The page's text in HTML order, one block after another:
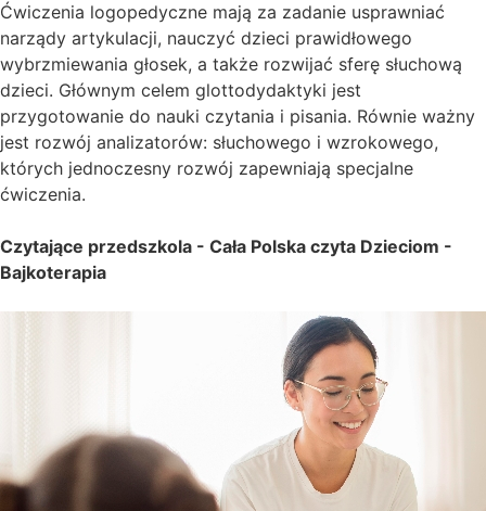
Ćwiczenia logopedyczne mają za zadanie usprawniać
narządy artykulacji, nauczyć dzieci prawidłowego
wybrzmiewania głosek, a także rozwijać sferę słuchową
dzieci. Głównym celem glottodydaktyki jest
przygotowanie do nauki czytania i pisania. Równie ważny
jest rozwój analizatorów: słuchowego i wzrokowego,
których jednoczesny rozwój zapewniają specjalne
ćwiczenia.
Czytające przedszkola - Cała Polska czyta Dzieciom -
Bajkoterapia